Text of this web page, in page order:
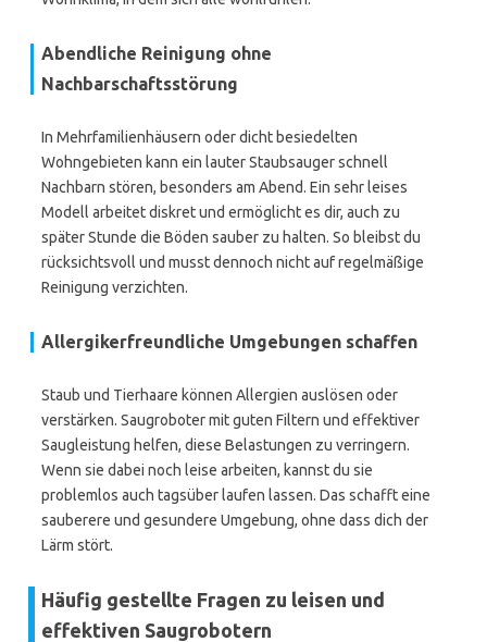
Abendliche Reinigung ohne
Nachbarschaftsstörung
In Mehrfamilienhäusern oder dicht besiedelten
Wohngebieten kann ein lauter Staubsauger schnell
Nachbarn stören, besonders am Abend. Ein sehr leises
Modell arbeitet diskret und ermöglicht es dir, auch zu
später Stunde die Böden sauber zu halten. So bleibst du
rücksichtsvoll und musst dennoch nicht auf regelmäßige
Reinigung verzichten.
Allergikerfreundliche Umgebungen schaffen
Staub und Tierhaare können Allergien auslösen oder
verstärken. Saugroboter mit guten Filtern und effektiver
Saugleistung helfen, diese Belastungen zu verringern.
Wenn sie dabei noch leise arbeiten, kannst du sie
problemlos auch tagsüber laufen lassen. Das schafft eine
sauberere und gesundere Umgebung, ohne dass dich der
Lärm stört.
Häufig gestellte Fragen zu leisen und
effektiven Saugrobotern